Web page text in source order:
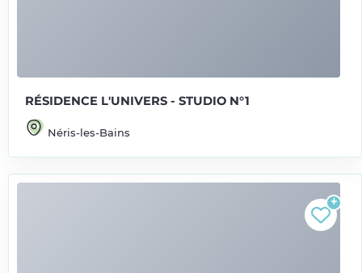
RÉSIDENCE L'UNIVERS - STUDIO N°1
Néris-les-Bains